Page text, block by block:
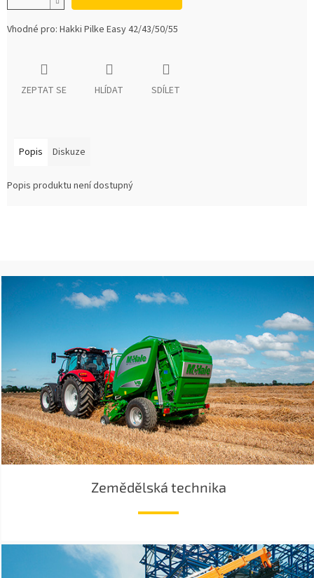
Vhodné pro: Hakki Pilke Easy 42/43/50/55
ZEPTAT SE HLÍDAT SDÍLET
Popis Diskuze
Popis produktu není dostupný
Zemědělská technika